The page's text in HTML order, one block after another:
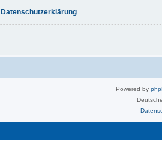
Datenschutzerklärung
Powered by